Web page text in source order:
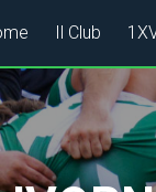
Il Club